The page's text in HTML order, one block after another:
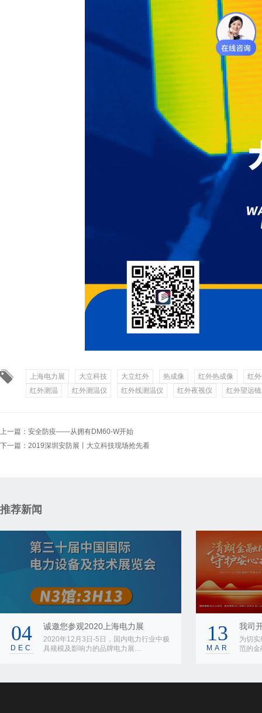
上海电力展 大立科技 大立红外 热成像 红外热成像
红
红外测温
红外测温仪 红外线测温仪 红外夜视仪 红外望远镜
上一篇： 安全防疫——从拥有DM60-W开始
下一篇： 2019深圳安防展丨大立科技现场抢先看
推荐新闻
04
DEC
诚邀您参观2020上海电力展
2020年12月3日-5日，国内电力行业中极
具规模及影响力的品牌电力展…
13
MAR
我司
为切
范的